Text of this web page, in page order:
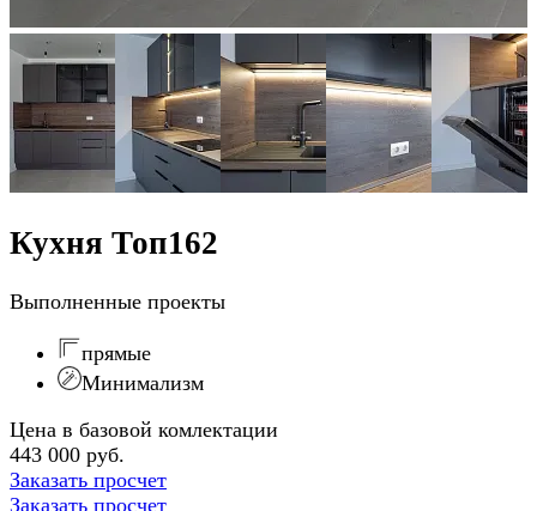
Кухня Топ162
Выполненные проекты
прямые
Минимализм
Цена в базовой комлектации
443 000 руб.
Заказать просчет
Заказать просчет